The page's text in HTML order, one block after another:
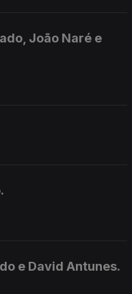
João Naré e
e David Antunes.